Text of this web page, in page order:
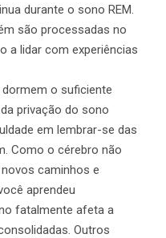
durante o sono REM.
são processadas no
a lidar com experiências
o suficiente
privação do sono
em lembrar-se das
Como o cérebro não
caminhos e
aprendeu
fatalmente afeta a
Outros